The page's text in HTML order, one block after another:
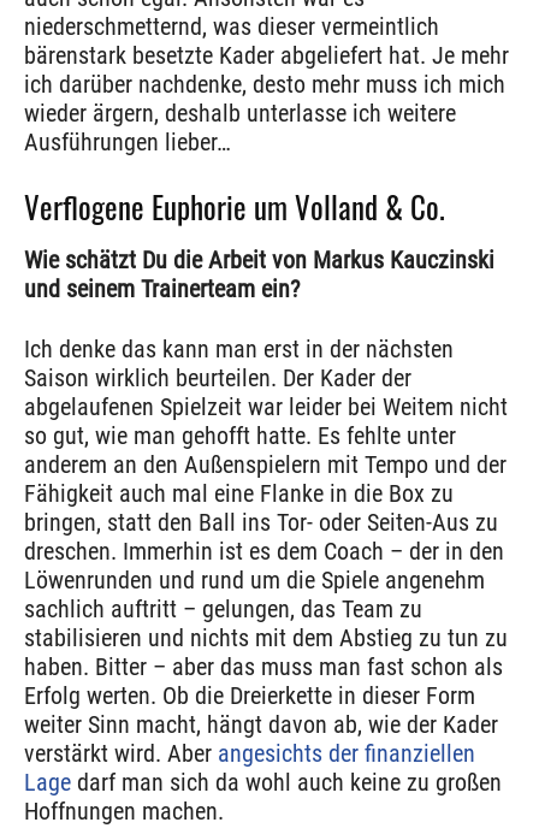
niederschmetternd, was dieser vermeintlich
bärenstark besetzte Kader abgeliefert hat. Je mehr
ich darüber nachdenke, desto mehr muss ich mich
wieder ärgern, deshalb unterlasse ich weitere
Ausführungen lieber…
Verflogene Euphorie um Volland & Co.
Wie schätzt Du die Arbeit von Markus Kauczinski
und seinem Trainerteam ein?
Ich denke das kann man erst in der nächsten
Saison wirklich beurteilen. Der Kader der
abgelaufenen Spielzeit war leider bei Weitem nicht
so gut, wie man gehofft hatte. Es fehlte unter
anderem an den Außenspielern mit Tempo und der
Fähigkeit auch mal eine Flanke in die Box zu
bringen, statt den Ball ins Tor- oder Seiten-Aus zu
dreschen. Immerhin ist es dem Coach – der in den
Löwenrunden und rund um die Spiele angenehm
sachlich auftritt – gelungen, das Team zu
stabilisieren und nichts mit dem Abstieg zu tun zu
haben. Bitter – aber das muss man fast schon als
Erfolg werten. Ob die Dreierkette in dieser Form
weiter Sinn macht, hängt davon ab, wie der Kader
verstärkt wird. Aber angesichts der finanziellen
Lage darf man sich da wohl auch keine zu großen
Hoffnungen machen.